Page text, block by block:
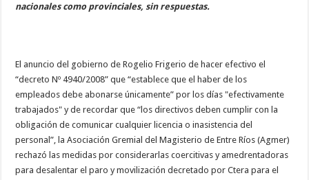
nacionales como provinciales, sin respuestas.
El anuncio del gobierno de Rogelio Frigerio de hacer efectivo el
“decreto Nº 4940/2008” que “establece que el haber de los
empleados debe abonarse únicamente” por los días "efectivamente
trabajados" y de recordar que “los directivos deben cumplir con la
obligación de comunicar cualquier licencia o inasistencia del
personal”, la Asociación Gremial del Magisterio de Entre Ríos (Agmer)
rechazó las medidas por considerarlas coercitivas y amedrentadoras
para desalentar el paro y movilización decretado por Ctera para el